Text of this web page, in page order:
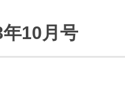
10月号